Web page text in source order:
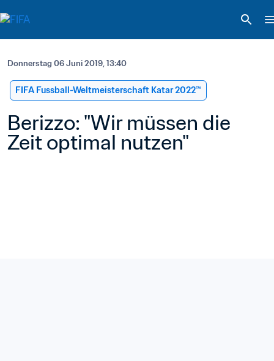
Donnerstag 06 Juni 2019, 13:40
FIFA Fussball-Weltmeisterschaft Katar 2022™
Berizzo: "Wir müssen die
Zeit optimal nutzen"